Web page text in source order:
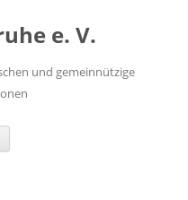
e. V.
und gemeinnützige